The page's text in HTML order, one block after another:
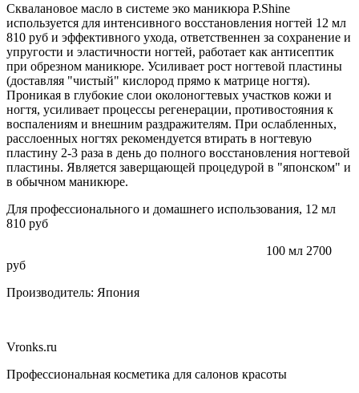
Сквалановое масло в системе эко маникюра P.Shine
используется для интенсивного восстановления ногтей 12 мл
810 руб и эффективного ухода, ответственнен за сохранение и
упругости и эластичности ногтей, работает как антисептик
при обрезном маникюре. Усиливает рост ногтевой пластины
(доставляя "чистый" кислород прямо к матрице ногтя).
Проникая в глубокие слои околоногтевых участков кожи и
ногтя, усиливает процессы регенерации, противостояния к
воспалениям и внешним раздражителям. При ослабленных,
расслоенных ногтях рекомендуется втирать в ногтевую
пластину 2-3 раза в день до полного восстановления ногтевой
пластины. Является заверщающей процедурой в "японском" и
в обычном маникюре.
Для профессионального и домашнего использования, 12 мл
810 руб
100 мл 2700
руб
Производитель: Япония
Vronks.ru
Профессиональная косметика для салонов красоты